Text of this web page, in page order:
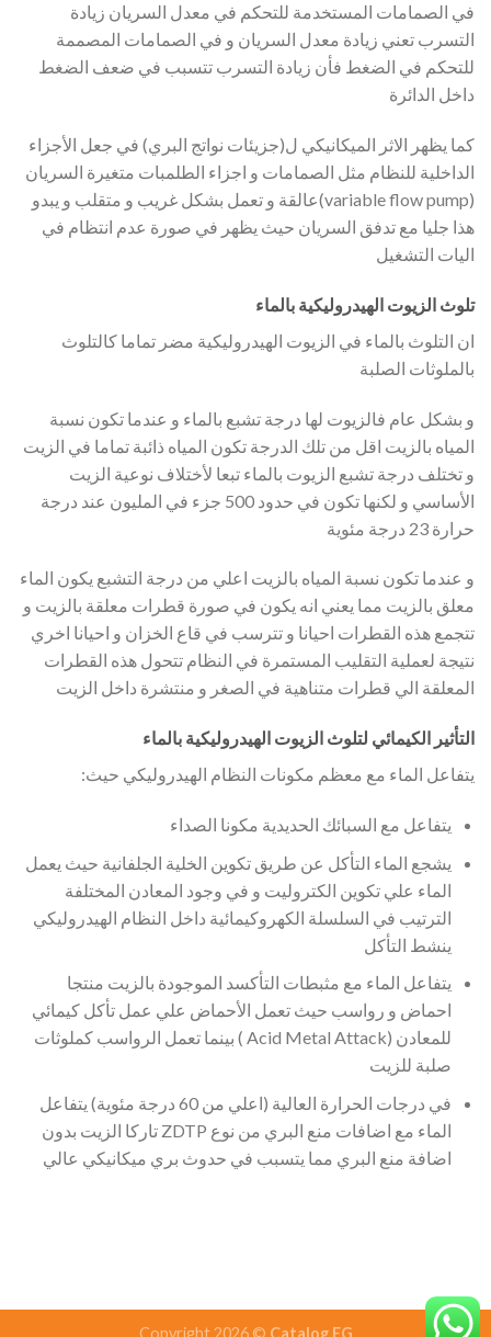
في الصمامات المستخدمة للتحكم في معدل السريان زيادة
التسرب تعني زيادة معدل السريان و في الصمامات المصممة
للتحكم في الضغط فأن زيادة التسرب تتسبب في ضعف الضغط
داخل الدائرة
كما يظهر الاثر الميكانيكي ل(جزيئات نواتج البري) في جعل الأجزاء
الداخلية للنظام مثل الصمامات و اجزاء الطلمبات متغيرة السريان
(variable flow pump)عالقة و تعمل بشكل غريب و متقلب و يبدو
هذا جليا مع تدفق السريان حيث يظهر في صورة عدم انتظام في
اليات التشغيل
تلوث الزيوت الهيدروليكية بالماء
ان التلوث بالماء في الزيوت الهيدروليكية مضر تماما كالتلوث
بالملوثات الصلبة
و بشكل عام فالزيوت لها درجة تشبع بالماء و عندما تكون نسبة
المياه بالزيت اقل من تلك الدرجة تكون المياه ذائبة تماما في الزيت
و تختلف درجة تشبع الزيوت بالماء تبعا لأختلاف نوعية الزيت
الأساسي و لكنها تكون في حدود 500 جزء في المليون عند درجة
حرارة 23 درجة مئوية
و عندما تكون نسبة المياه بالزيت اعلي من درجة التشبع يكون الماء
معلق بالزيت مما يعني انه يكون في صورة قطرات معلقة بالزيت و
تتجمع هذه القطرات احيانا و تترسب في قاع الخزان و احيانا اخري
نتيجة لعملية التقليب المستمرة في النظام تتحول هذه القطرات
المعلقة الي قطرات متناهية في الصغر و منتشرة داخل الزيت
التأثير الكيمائي لتلوث الزيوت الهيدروليكية بالماء
يتفاعل الماء مع معظم مكونات النظام الهيدروليكي حيث:
يتفاعل مع السبائك الحديدية مكونا الصداء
يشجع الماء التأكل عن طريق تكوين الخلية الجلفانية حيث يعمل
الماء علي تكوين الكتروليت و في وجود المعادن المختلفة
الترتيب في السلسلة الكهروكيمائية داخل النظام الهيدروليكي
ينشط التأكل
يتفاعل الماء مع مثبطات التأكسد الموجودة بالزيت منتجا
احماض و رواسب حيث تعمل الأحماض علي عمل تأكل كيمائي
للمعادن (Acid Metal Attack ) بينما تعمل الرواسب كملوثات
صلبة للزيت
في درجات الحرارة العالية (اعلي من 60 درجة مئوية) يتفاعل
الماء مع اضافات منع البري من نوع ZDTP تاركا الزيت بدون
اضافة منع البري مما يتسبب في حدوث بري ميكانيكي عالي